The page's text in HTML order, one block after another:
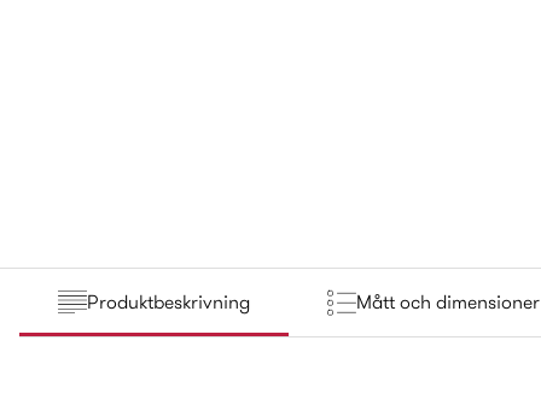
Produktbeskrivning Mått och dimensioner